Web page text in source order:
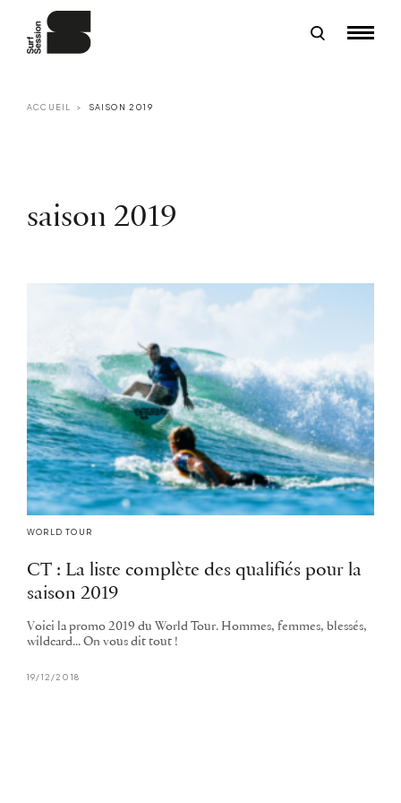
ACCUEIL SAISON 2019
saison 2019
WORLD TOUR
CT : La liste complète des qualifiés pour la
saison 2019
Voici la promo 2019 du World Tour. Hommes, femmes, blessés,
wildcard... On vous dit tout !
19/12/2018